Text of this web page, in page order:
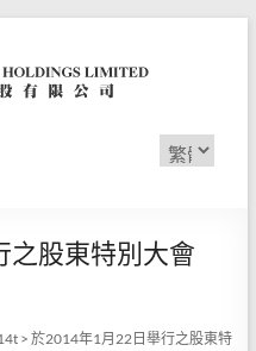
Choose
a
股東特別大會
>於2014年1月22日舉行之股東特